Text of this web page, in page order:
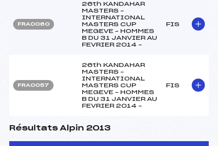
FRA0060
26th KANDAHAR
MASTERS –
INTERNATIONAL
MASTERS CUP
MEGEVE – HOMMES
B DU 31 JANVIER AU
FEVRIER 2014 –
FIS
FRA0057
26th KANDAHAR
MASTERS –
INTERNATIONAL
MASTERS CUP
MEGEVE – HOMMES
B DU 31 JANVIER AU
FEVRIER 2014 –
FIS
Résultats Alpin 2013